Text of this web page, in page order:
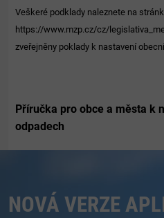
Veškeré podklady naleznete na
https://www.mzp.cz/cz/
zveřejněny poklady k nastavení
Příručka pro obce a města k
odpadech
NOVÁ VERZE